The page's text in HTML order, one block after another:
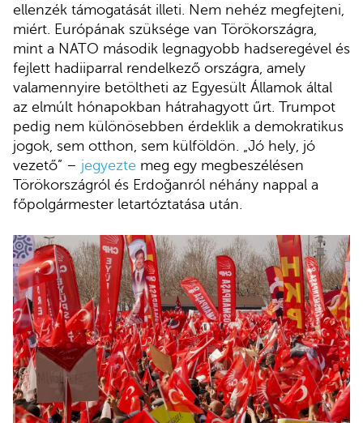
ellenzék támogatását illeti. Nem nehéz megfejteni,
miért. Európának szüksége van Törökországra,
mint a NATO második legnagyobb hadseregével és
fejlett hadiiparral rendelkező országra, amely
valamennyire betöltheti az Egyesült Államok által
az elmúlt hónapokban hátrahagyott űrt. Trumpot
pedig nem különösebben érdeklik a demokratikus
jogok, sem otthon, sem külföldön. „Jó hely, jó
vezető” – jegyezte meg egy megbeszélésen
Törökországról és Erdoğanról néhány nappal a
főpolgármester letartóztatása után.